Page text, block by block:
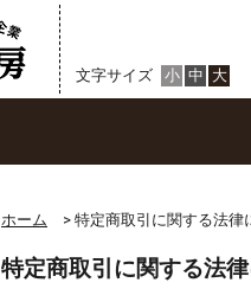
文字サイズ 小 中 大
ホーム > 特定商取引に関する法律
特定商取引に関する法